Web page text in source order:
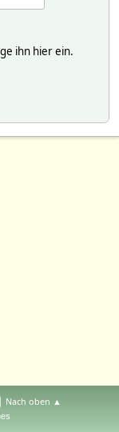
ihn hier ein.
| Nach oben ▲